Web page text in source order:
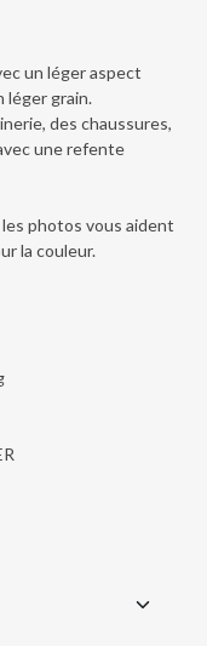
un léger aspect
léger grain.
des chaussures,
une refente
les photos vous aident
la couleur.